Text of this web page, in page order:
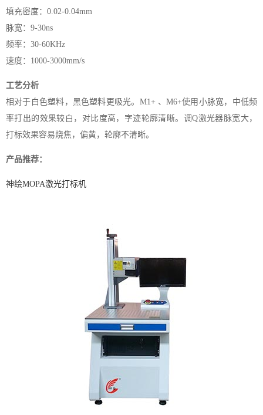
填充密度：0.02-0.04mm
脉宽：9-30ns
频率：30-60KHz
速度：1000-3000mm/s
工艺分析
相对于白色塑料，黑色塑料更吸光。M1+ 、M6+使用小脉宽，中低频
率打出的效果较白，对比度高，字迹轮廓清晰。调Q激光器脉宽大，
打标效果容易烧焦，偏黄，轮廓不清晰。
产品推荐：
神绘MOPA激光打标机